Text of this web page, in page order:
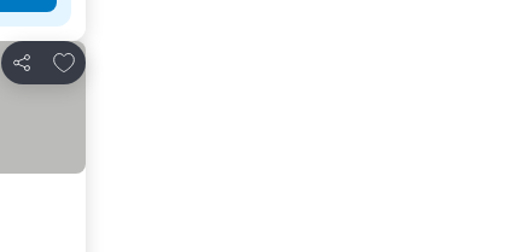
Partager
Ajouter à mes favoris